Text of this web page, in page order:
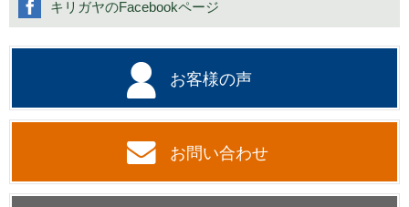
お客様の声
お問い合わせ
キリガヤのFacebookページ